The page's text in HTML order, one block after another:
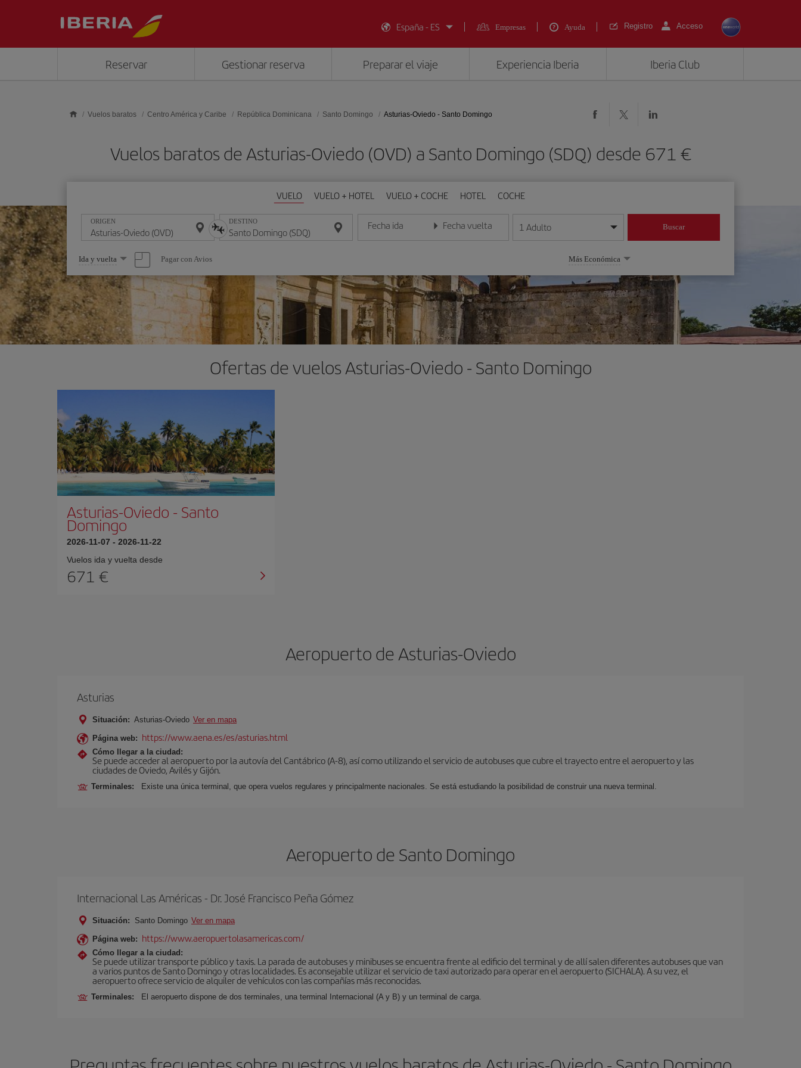
España - ES
Empresas Ayuda Registro Acceso
Reservar Gestionar reserva Preparar el viaje Experiencia Iberia Iberia Club
Vuelos baratos Centro América y Caribe República Dominicana Santo Domingo Asturias-Oviedo - Santo Domingo
Vuelos baratos de Asturias-Oviedo (OVD) a Santo Domingo (SDQ) desde 671 €
VUELO VUELO + HOTEL VUELO + COCHE HOTEL COCHE
ORIGEN DESTINO Fecha ida
Introduce la fecha en formato día/mes/año
Fecha vuelta
Introduce la fecha en formato día/mes/año
1 Adulto Buscar
Seleccione
una
opción
Ida y vuelta Pagar con Avios Más Económica
Ofertas de vuelos Asturias-Oviedo - Santo Domingo
Asturias-Oviedo - Santo
Domingo
2026-11-07 - 2026-11-22
Vuelos ida y vuelta desde
671 €
Aeropuerto de Asturias-Oviedo
Asturias
Situación: Asturias-Oviedo Ver en mapa
Página web: https://www.aena.es/es/asturias.html
Cómo llegar a la ciudad:
Se puede acceder al aeropuerto por la autovía del Cantábrico (A-8), así como utilizando el servicio de autobuses que cubre el trayecto entre el aeropuerto y las
ciudades de Oviedo, Avilés y Gijón.
Terminales: Existe una única terminal, que opera vuelos regulares y principalmente nacionales. Se está estudiando la posibilidad de construir una nueva terminal.
Aeropuerto de Santo Domingo
Internacional Las Américas - Dr. José Francisco Peña Gómez
Situación: Santo Domingo Ver en mapa
Página web: https://www.aeropuertolasamericas.com/
Cómo llegar a la ciudad:
Se puede utilizar transporte público y taxis. La parada de autobuses y minibuses se encuentra frente al edificio del terminal y de allí salen diferentes autobuses que van
a varios puntos de Santo Domingo y otras localidades. Es aconsejable utilizar el servicio de taxi autorizado para operar en el aeropuerto (SICHALA). A su vez, el
aeropuerto ofrece servicio de alquiler de vehículos con las compañías más reconocidas.
Terminales: El aeropuerto dispone de dos terminales, una terminal Internacional (A y B) y un terminal de carga.